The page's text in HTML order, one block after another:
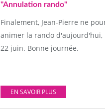
"Annulation rando"
Finalement, Jean-Pierre ne
animer la rando d'aujourd'hui,
22 juin. Bonne journée.
EN SAVOIR PLUS